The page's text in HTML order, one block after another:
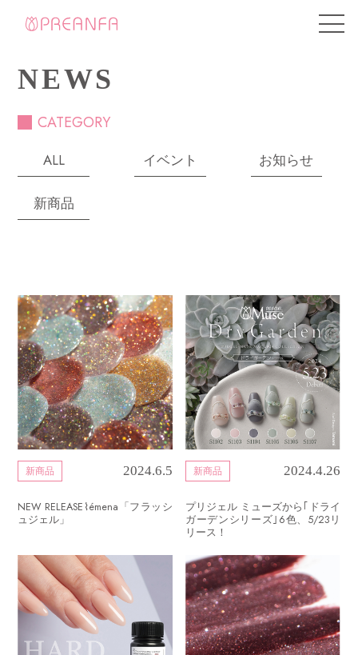
NEWS
CATEGORY
ALL イベント お知らせ
新商品
新商品 2024.6.5
NEW RELEASE⌇émena「フラッシ
ュジェル」
新商品 2024.4.26
プリジェル ミューズから｢ドライ
ガーデンシリーズ｣6色、5/23リ
リース！